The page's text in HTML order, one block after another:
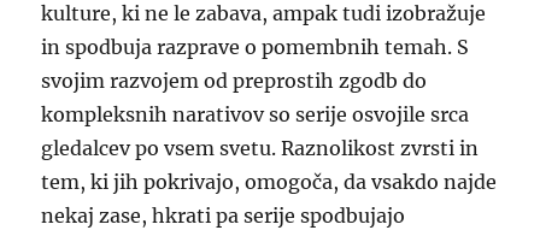
kulture, ki ne le zabava, ampak tudi izobražuje
in spodbuja razprave o pomembnih temah. S
svojim razvojem od preprostih zgodb do
kompleksnih narativov so serije osvojile srca
gledalcev po vsem svetu. Raznolikost zvrsti in
tem, ki jih pokrivajo, omogoča, da vsakdo najde
nekaj zase, hkrati pa serije spodbujajo